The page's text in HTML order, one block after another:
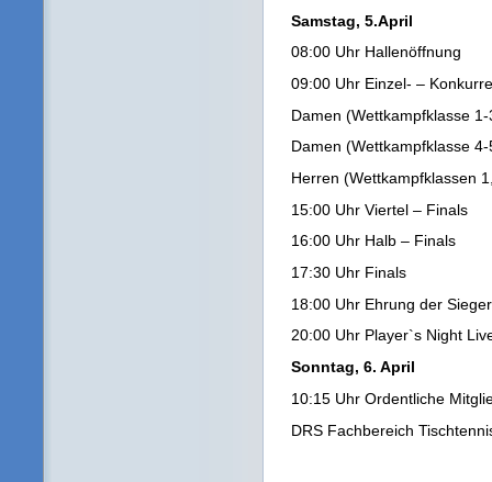
Samstag, 5.April
08:00 Uhr Hallenöffnung
09:00 Uhr Einzel- –
Damen (Wettkampfklasse 1-
Damen (Wettkampfklasse 4-
Herren (Wettkampfklassen
15:00 Uhr Viertel – Finals
16:00 Uhr Halb – Finals
17:30 Uhr Finals
18:00 Uhr Ehrung der Sieger
20:00 Uhr Player`s Night
Sonntag, 6. April
10:15 Uhr Ordentliche
DRS Fachbereich